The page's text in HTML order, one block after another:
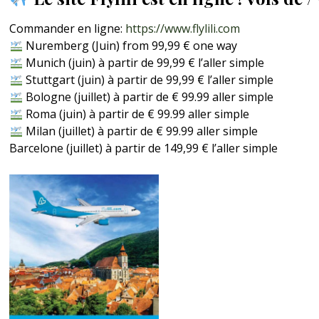
Commander en ligne: https://www.flylili.com
Nuremberg (Juin) from 99,99 € one way
Munich (juin) à partir de 99,99 € l’aller simple
Stuttgart (juin) à partir de 99,99 € l’aller simple
Bologne (juillet) à partir de € 99.99 aller simple
Roma (juin) à partir de € 99.99 aller simple
Milan (juillet) à partir de € 99.99 aller simple
Barcelone (juillet) à partir de 149,99 € l’aller simple